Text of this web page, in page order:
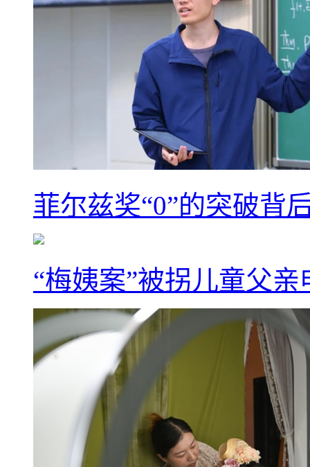
菲尔兹奖“0”的突破背
“梅姨案”被拐儿童父